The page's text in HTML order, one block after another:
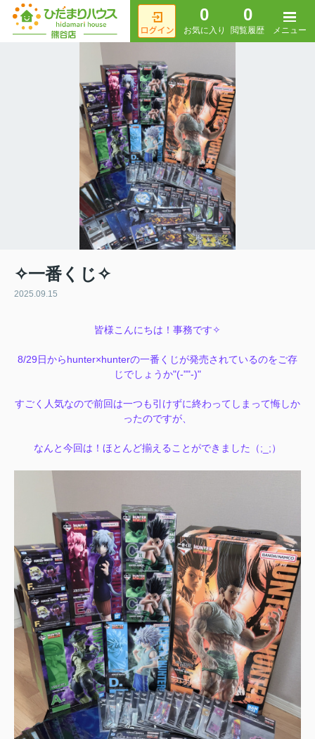
0
お気に入り
0
閲覧履歴 メニュー
✧一番くじ✧
2025.09.15
皆様こんにちは！事務です✧
8/29日からhunter×hunterの一番くじが発売されているのをご存
じでしょうか"(-""-)"
すごく人気なので前回は一つも引けずに終わってしまって悔しか
ったのですが、
なんと今回は！ほとんど揃えることができました（;_;）